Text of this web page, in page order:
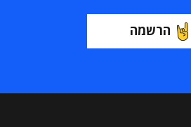
הרשמה